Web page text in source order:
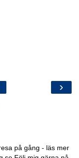
›
på gång - läs mer